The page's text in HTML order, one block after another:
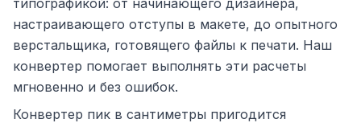
типографикой: от начинающего дизайнера,
настраивающего отступы в макете, до опытного
верстальщика, готовящего файлы к печати. Наш
конвертер помогает выполнять эти расчеты
мгновенно и без ошибок.
Конвертер пик в сантиметры пригодится